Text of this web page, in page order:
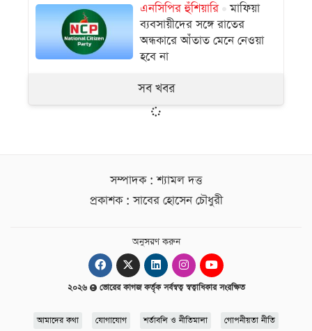
এনসিপির হুঁশিয়ারি
মাফিয়া
ব্যবসায়ীদের সঙ্গে রাতের
অন্ধকারে আঁতাত মেনে নেওয়া
হবে না
সব খবর
সম্পাদক : শ্যামল দত্ত
প্রকাশক : সাবের হোসেন চৌধুরী
অনুসরণ করুন
২০২৬ ভোরের কাগজ কর্তৃক সর্বস্বত্ব স্বত্বাধিকার সংরক্ষিত
আমাদের কথা যোগাযোগ শর্তাবলি ও নীতিমালা গোপনীয়তা নীতি